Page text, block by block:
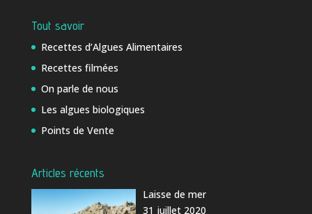
Tout savoir
Recettes d’Algues Alimentaires
Recettes filmées
On parle de nous
Les algues biologiques
Points de Vente
Articles récents
Laisse de mer
31 juillet 2020